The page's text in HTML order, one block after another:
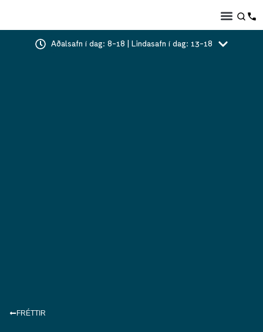
Aðalsafn í dag: 8-18 | Lindasafn í dag: 13-18
FRÉTTIR